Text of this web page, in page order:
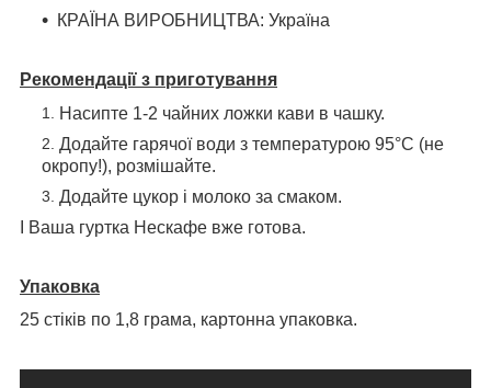
КРАЇНА ВИРОБНИЦТВА: Україна
Рекомендації з приготування
Насипте 1-2 чайних ложки кави в чашку.
Додайте гарячої води з температурою 95°C (не
окропу!), розмішайте.
Додайте цукор і молоко за смаком.
І Ваша гуртка Нескафе вже готова.
Упаковка
25 стіків по 1,8 грама, картонна упаковка.